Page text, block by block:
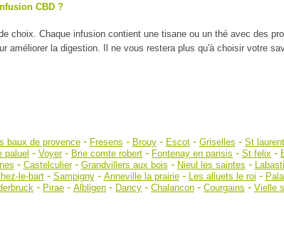
CBD ?
choix. Chaque infusion contient une tisane ou un thé avec des
améliorer la digestion. Il ne vous restera plus qu'à choisir votre
baux de provence- Fresens - Brouy- Escot- Griselles - St
paluel - Voyer- Brie comte robert - Fontenay en parisis - St felix -
- Castelculier- Grandvillers aux bois - Nieul les saintes -
le-bart- Sampigny- Anneville la prairie- Les alluets le roi -
- Pirae - Albligen - Dancy - Chalancon - Courgains - Vielle